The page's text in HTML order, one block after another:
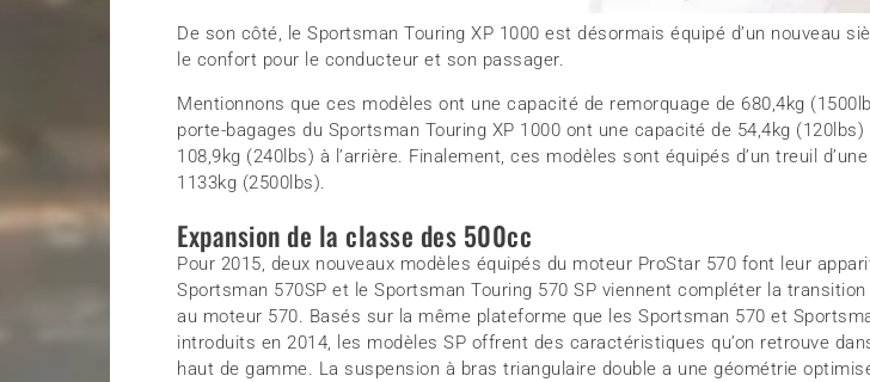
De son côté, le Sportsman Touring XP 1000 est désormais équipé d’un nouveau
le confort pour le conducteur et son passager.
Mentionnons que ces modèles ont une capacité de remorquage de 680,4kg
porte-bagages du Sportsman Touring XP 1000 ont une capacité de 54,4kg (120lbs)
108,9kg (240lbs) à l’arrière. Finalement, ces modèles sont équipés d’un treuil
1133kg (2500lbs).
Expansion de la classe des 500cc
Pour 2015, deux nouveaux modèles équipés du moteur ProStar 570 font leur
Sportsman 570SP et le Sportsman Touring 570 SP viennent compléter la
au moteur 570. Basés sur la même plateforme que les Sportsman 570 et
introduits en 2014, les modèles SP offrent des caractéristiques qu’on retrouve
haut de gamme. La suspension à bras triangulaire double a une géométrie